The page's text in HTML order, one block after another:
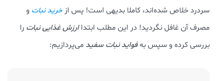
سردرد خلاص شده‌اند، کاملا بدیهی است! پس از خرید نبات و
مصرف آن غافل نگردید! در این مطلب ابتداارزش غذایی نبات را
بررسی کرده و سپس بهفواید نبات سفید می‌پردازیم: